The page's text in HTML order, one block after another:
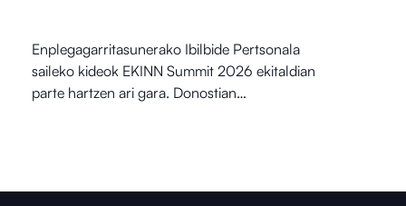
Enplegagarritasunerako Ibilbide Pertsonala
saileko kideok EKINN Summit 2026 ekitaldian
parte hartzen ari gara. Donostian…